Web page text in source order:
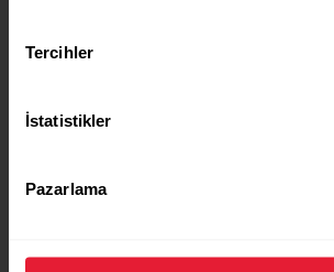
Tercihler
İstatistikler
Pazarlama